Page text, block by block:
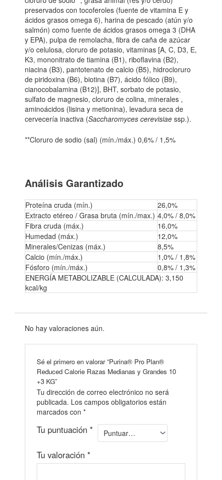
preservados con tocoferoles (fuente de vitamina E y
ácidos grasos omega 6), harina de pescado (atún y/o
salmón) como fuente de ácidos grasos omega 3 (DHA
y EPA), pulpa de remolacha, fibra de caña de azúcar
y/o celulosa, cloruro de potasio, vitaminas [A, C, D3, E,
K3, mononitrato de tiamina (B1), riboflavina (B2),
niacina (B3), pantotenato de calcio (B5), hidrocloruro
de piridoxina (B6), biotina (B7), ácido fólico (B9),
cianocobalamina (B12)], BHT, sorbato de potasio,
sulfato de magnesio, cloruro de colina, minerales ,
aminoácidos (lisina y metionina), levadura seca de
cervecería inactiva (Saccharomyces cerevisiae ssp.).
**Cloruro de sodio (sal) (mín./máx.) 0,6% / 1,5%
Análisis Garantizado
Proteína cruda (mín.)
26,0%
Extracto etéreo / Grasa bruta (mín./max.) 4,0% / 8,0%
Fibra cruda (máx.)
16,0%
Humedad (máx.)
12,0%
Minerales/Cenizas (máx.)
8,5%
Calcio (mín./máx.)
1,0% / 1,8%
Fósforo (mín./máx.)
0,8% / 1,3%
ENERGÍA METABOLIZABLE (CALCULADA): 3,150
kcal/kg
No hay valoraciones aún.
Sé el primero en valorar “Purina® Pro Plan®
Reduced Calorie Razas Medianas y Grandes 10
+3 KG”
Tu dirección de correo electrónico no será
publicada. Los campos obligatorios están
marcados con*
Tu puntuación *
Tu valoración *